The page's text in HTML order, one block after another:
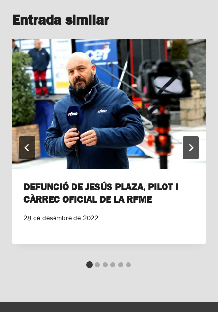
Entrada similar
DEFUNCIÓ DE JESÚS PLAZA, PILOT I
CÀRREC OFICIAL DE LA RFME
28 de desembre de 2022